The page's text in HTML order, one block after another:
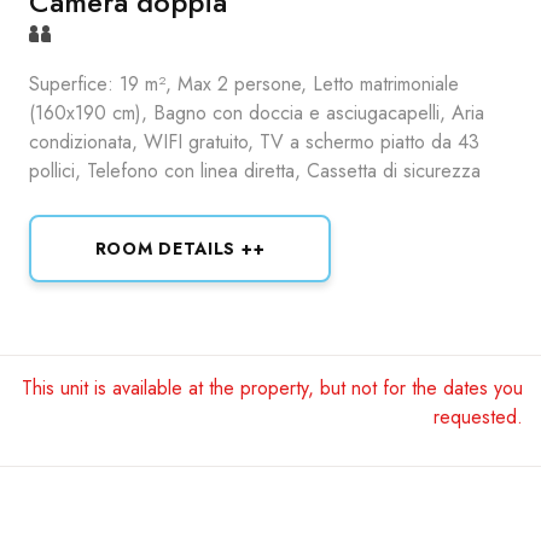
Superfice: 19 m², Max 2 persone, Letto matrimoniale
(160x190 cm), Bagno con doccia e asciugacapelli, Aria
condizionata, WIFI gratuito, TV a schermo piatto da 43
pollici, Telefono con linea diretta, Cassetta di sicurezza
ROOM DETAILS ++
This unit is available at the property, but not for the dates you
requested.